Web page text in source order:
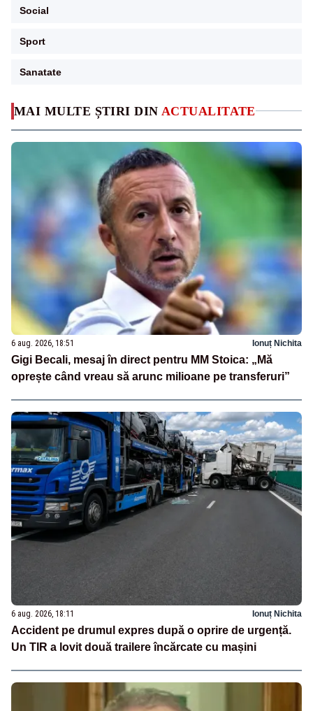
MAI MULTE ȘTIRI DIN ACTUALITATE
6 aug. 2026, 18:51 Ionuț Nichita
Gigi Becali, mesaj în direct pentru MM Stoica: „Mă
oprește când vreau să arunc milioane pe transferuri”
6 aug. 2026, 18:11 Ionuț Nichita
Accident pe drumul expres după o oprire de urgență.
Un TIR a lovit două trailere încărcate cu mașini
Social
Sport
Sanatate